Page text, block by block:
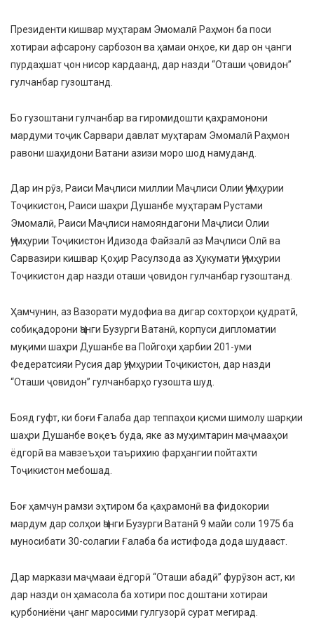
Президенти кишвар муҳтарам Эмомалӣ Раҳмон ба поси
хотираи афсарону сарбозон ва ҳамаи онҳое, ки дар он ҷанги
пурдаҳшат ҷон нисор кардаанд, дар назди “Оташи ҷовидон”
гулчанбар гузоштанд.
Бо гузоштани гулчанбар ва гиромидошти қаҳрамонони
мардуми тоҷик Сарвари давлат муҳтарам Эмомалӣ Раҳмон
равони шаҳидони Ватани азизи моро шод намуданд.
Дар ин рӯз, Раиси Маҷлиси миллии Маҷлиси Олии Ҷумҳурии
Тоҷикистон, Раиси шаҳри Душанбе муҳтарам Рустами
Эмомалӣ, Раиси Маҷлиси намояндагони Маҷлиси Олии
Ҷумҳурии Тоҷикистон Идизода Файзалӣ аз Маҷлиси Олӣ ва
Сарвазири кишвар Қоҳир Расулзода аз Ҳукумати Ҷумҳурии
Тоҷикистон дар назди оташи ҷовидон гулчанбар гузоштанд.
Ҳамчунин, аз Вазорати мудофиа ва дигар сохторҳои қудратӣ,
собиқадорони Ҷанги Бузурги Ватанӣ, корпуси дипломатии
муқими шаҳри Душанбе ва Пойгоҳи ҳарбии 201-уми
Федератсияи Русия дар Ҷумҳурии Тоҷикистон, дар назди
“Оташи ҷовидон” гулчанбарҳо гузошта шуд.
Бояд гуфт, ки боғи Ғалаба дар теппаҳои қисми шимолу шарқии
шаҳри Душанбе воқеъ буда, яке аз муҳимтарин маҷмааҳои
ёдгорӣ ва мавзеъҳои таърихию фарҳангии пойтахти
Тоҷикистон мебошад.
Боғ ҳамчун рамзи эҳтиром ба қаҳрамонӣ ва фидокории
мардум дар солҳои Ҷанги Бузурги Ватанӣ 9 майи соли 1975 ба
муносибати 30-солагии Ғалаба ба истифода дода шудааст.
Дар маркази маҷмааи ёдгорӣ “Оташи абадӣ” фурӯзон аст, ки
дар назди он ҳамасола ба хотири пос доштани хотираи
қурбониёни ҷанг маросими гулгузорӣ сурат мегирад.